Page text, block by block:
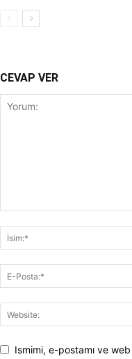
CEVAP VER
Ismimi, e-postamı ve